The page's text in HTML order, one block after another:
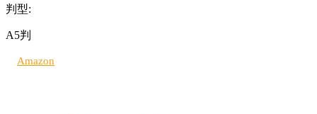
判型:
A5判
Amazon